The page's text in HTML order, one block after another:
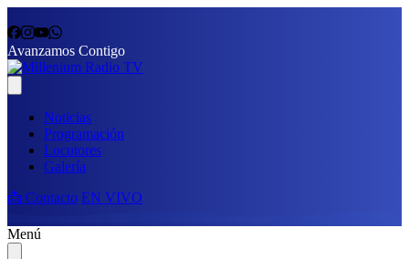
Avanzamos Contigo
Noticias
Programación
Locutores
Galería
📩 Contacto EN VIVO
Menú